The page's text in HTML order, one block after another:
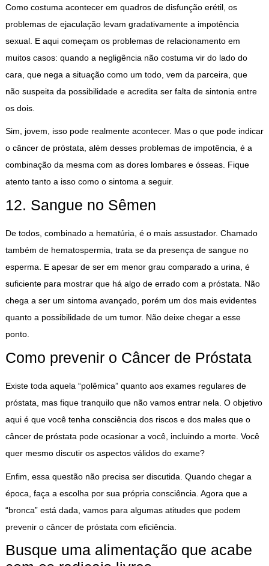
Como costuma acontecer em quadros de disfunção erétil, os
problemas de ejaculação levam gradativamente a impotência
sexual. E aqui começam os problemas de relacionamento em
muitos casos: quando a negligência não costuma vir do lado do
cara, que nega a situação como um todo, vem da parceira, que
não suspeita da possibilidade e acredita ser falta de sintonia entre
os dois.
Sim, jovem, isso pode realmente acontecer. Mas o que pode indicar
o câncer de próstata, além desses problemas de impotência, é a
combinação da mesma com as dores lombares e ósseas. Fique
atento tanto a isso como o sintoma a seguir.
12. Sangue no Sêmen
De todos, combinado a hematúria, é o mais assustador. Chamado
também de hematospermia, trata se da presença de sangue no
esperma. E apesar de ser em menor grau comparado a urina, é
suficiente para mostrar que há algo de errado com a próstata. Não
chega a ser um sintoma avançado, porém um dos mais evidentes
quanto a possibilidade de um tumor. Não deixe chegar a esse
ponto.
Como prevenir o Câncer de Próstata
Existe toda aquela “polêmica” quanto aos exames regulares de
próstata, mas fique tranquilo que não vamos entrar nela. O objetivo
aqui é que você tenha consciência dos riscos e dos males que o
câncer de próstata pode ocasionar a você, incluindo a morte. Você
quer mesmo discutir os aspectos válidos do exame?
Enfim, essa questão não precisa ser discutida. Quando chegar a
época, faça a escolha por sua própria consciência. Agora que a
“bronca” está dada, vamos para algumas atitudes que podem
prevenir o câncer de próstata com eficiência.
Busque uma alimentação que acabe